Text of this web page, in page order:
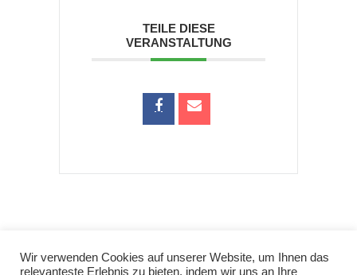
TEILE DIESE
VERANSTALTUNG
Wir verwenden Cookies auf unserer Website, um Ihnen das
relevanteste Erlebnis zu bieten, indem wir uns an Ihre